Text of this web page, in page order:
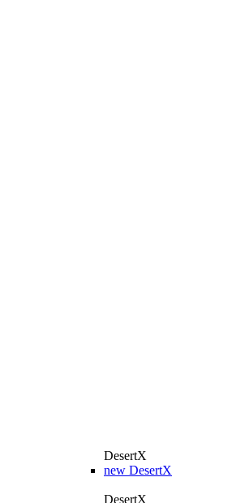
DesertX
new DesertX
DesertX